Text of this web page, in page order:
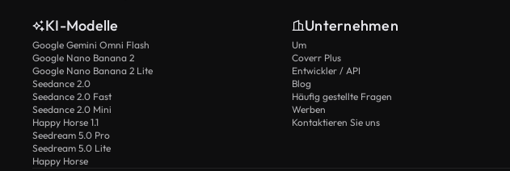
KI-Modelle
Google Gemini Omni Flash
Google Nano Banana 2
Google Nano Banana 2 Lite
Seedance 2.0
Seedance 2.0 Fast
Seedance 2.0 Mini
Happy Horse 1.1
Seedream 5.0 Pro
Seedream 5.0 Lite
Happy Horse
Unternehmen
Um
Coverr Plus
Entwickler / API
Blog
Häufig gestellte Fragen
Werben
Kontaktieren Sie uns